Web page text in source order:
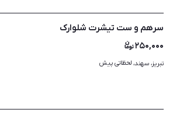
سرهم و ست تیشرت شلوارک
۲۵۰,۰۰۰
تبریز، سهند، لحظاتی پیش